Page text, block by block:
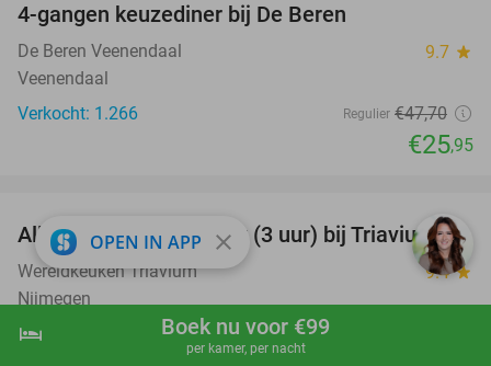
shopping_cart Boek nu
hotel Boek nu voor €99
per kamer, per nacht
4-gangen keuzediner bij De Beren
De Beren Veenendaal 9.7 star
Veenendaal
Verkocht: 1.266
Regulier €47,70
€25,95
21%
All-You-Can-Eat & Drink (3 uur) bij Triavium
Wereldkeuken Triavium 9.4star
Nijmegen
Verkocht: 4.821
OPEN IN APP close